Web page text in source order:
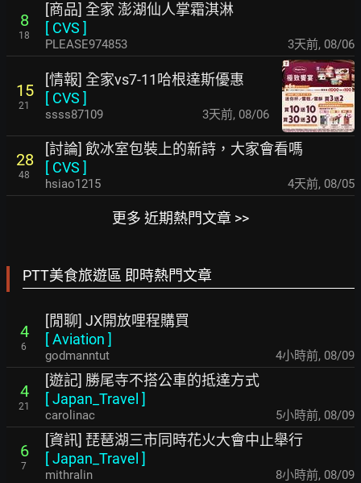
8
18
[商品] 全家 澎湖仙人掌霜淇淋
[ CVS ]
PLEASE974853 3天前, 08/06
15
21
[情報] 全家vs7-11哈根達斯優惠
[ CVS ]
ssss87109 3天前, 08/06
28
48
[討論] 飲冰室包裝上的新詩，大家會看嗎
[ CVS ]
hsiao1215 4天前, 08/05
更多 近期熱門文章 >>
PTT美食旅遊區 即時熱門文章
4
6
[閒聊] JX開放哩程購買
[Aviation ]
godmanntut 4小時前, 08/09
4
21
[遊記] 勝尾寺不搭公車的抵達方式
[Japan_Travel ]
carolinac 5小時前, 08/09
6
7
[資訊] 琵琶湖三市同時花火大會中止舉行
[Japan_Travel ]
mithralin 8小時前, 08/09